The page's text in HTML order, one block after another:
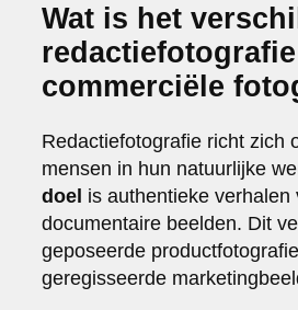
Wat is het
commerciële
Redactiefotografie richt zich
mensen in hun natuurlijke
doel is authentieke verhalen
documentaire beelden. Dit
geposeerde
geregisseerde